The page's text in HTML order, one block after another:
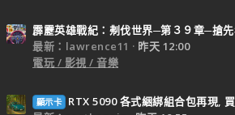
霹靂英雄戰紀：刜伐世界─第３９章─搶
最新：lawrence11
昨天 12:00
電玩 / 影視 / 音樂
顯示卡
RTX 5090 各式綑綁組合包再現,